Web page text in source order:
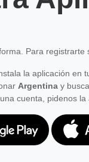
Para registrarte
la aplicación en
Argentinay busca
cuenta, pidenos la